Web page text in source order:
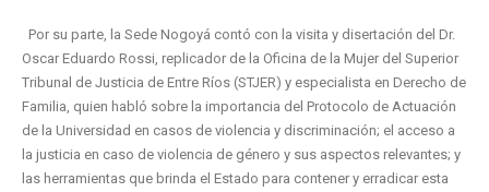
Por su parte, la Sede Nogoyá contó con la visita y disertación del Dr.
Oscar Eduardo Rossi, replicador de la Oficina de la Mujer del Superior
Tribunal de Justicia de Entre Ríos (STJER) y especialista en Derecho de
Familia, quien habló sobre la importancia del Protocolo de Actuación
de la Universidad en casos de violencia y discriminación; el acceso a
la justicia en caso de violencia de género y sus aspectos relevantes; y
las herramientas que brinda el Estado para contener y erradicar esta